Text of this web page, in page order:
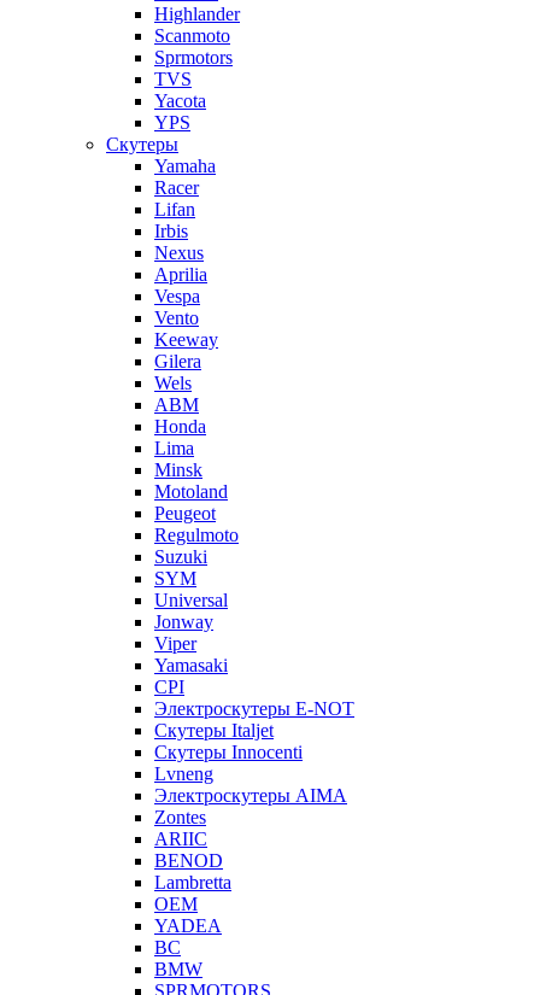
Highlander
Scanmoto
Sprmotors
TVS
Yacota
YPS
Скутеры
Yamaha
Racer
Lifan
Irbis
Nexus
Aprilia
Vespa
Vento
Keeway
Gilera
Wels
ABM
Honda
Lima
Minsk
Motoland
Peugeot
Regulmoto
Suzuki
SYM
Universal
Jonway
Viper
Yamasaki
CPI
Электроскутеры E-NOT
Скутеры Italjet
Скутеры Innocenti
Lvneng
Электроскутеры AIMA
Zontes
ARIIC
BENOD
Lambretta
OEM
YADEA
BC
BMW
SPRMOTORS